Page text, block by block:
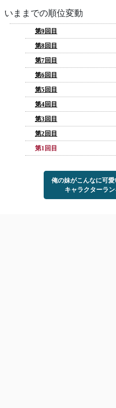
いままでの順位変動
第9回目
第8回目
第7回目
第6回目
第5回目
第4回目
第3回目
第2回目
第1回目
俺の妹がこんなに可
キャラクターラ